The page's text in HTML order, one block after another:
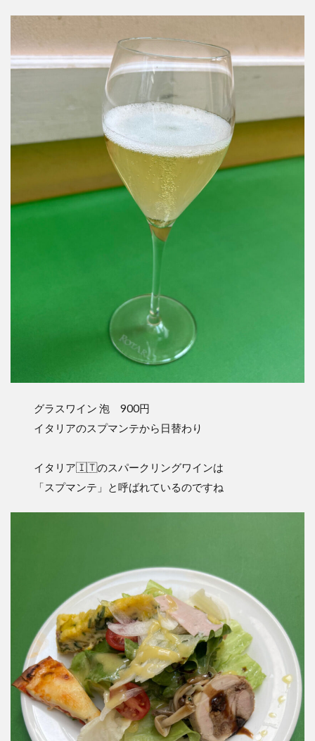
グラスワイン 泡 900円
イタリアのスプマンテから日替わり
イタリア🇮🇹のスパークリングワインは
「スプマンテ」と呼ばれているのですね